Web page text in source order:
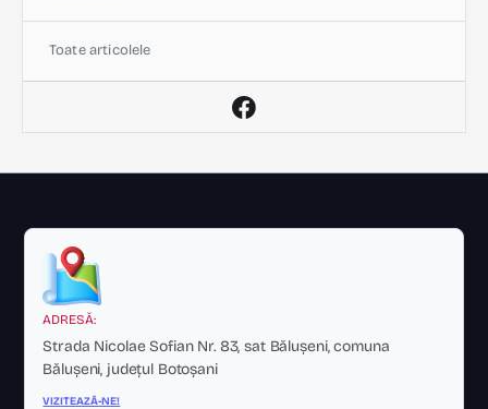
Toate articolele
ADRESĂ:
Strada Nicolae Sofian Nr. 83, sat Bălușeni, comuna
Bălușeni, județul Botoșani
VIZITEAZĂ-NE!